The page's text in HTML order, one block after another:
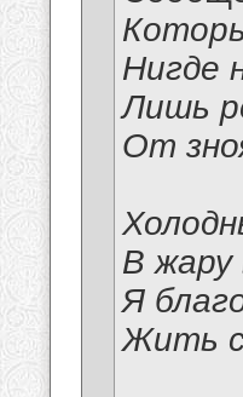
Нигде
Лишь
От
В жару
Я
Жить